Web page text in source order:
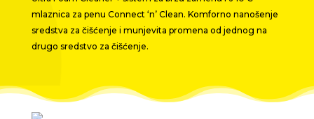
mlaznica za penu Connect ‘n’ Clean. Komforno nanošenje
sredstva za čišćenje i munjevita promena od jednog na
drugo sredstvo za čišćenje.